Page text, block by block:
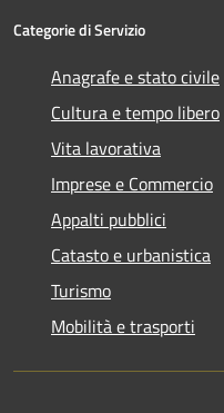
Categorie di Servizio
Anagrafe e stato civile
Cultura e tempo libero
Vita lavorativa
Imprese e Commercio
Appalti pubblici
Catasto e urbanistica
Turismo
Mobilità e trasporti